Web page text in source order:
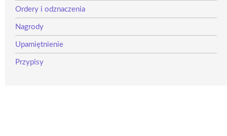
Ordery i odznaczenia
Nagrody
Upamiętnienie
Przypisy